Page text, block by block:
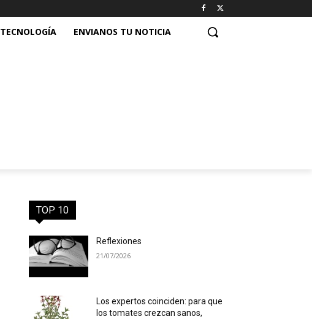
TECNOLOGÍA ENVIANOS TU NOTICIA
TOP 10
Reflexiones
21/07/2026
Los expertos coinciden: para que
los tomates crezcan sanos,